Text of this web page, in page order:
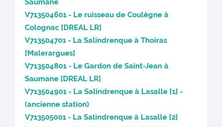
Saumane
V713504601 - Le ruisseau de Coulègne à
Colognac [DREAL LR]
V713504701 - La Salindrenque à Thoiras
[Malerargues]
V713504801 - Le Gardon de Saint-Jean à
Saumane [DREAL LR]
V713504901 - La Salindrenque à Lasalle [1] -
(ancienne station)
V713505001 - La Salindrenque à Lasalle [2]